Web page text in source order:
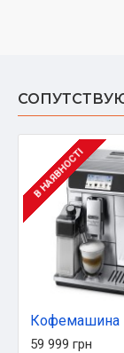
В НАЯВНОСТІ
59 999 грн